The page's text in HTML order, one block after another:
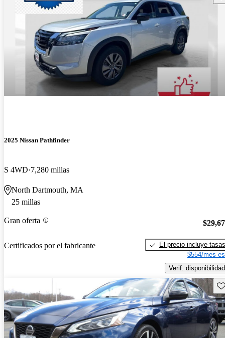
2025 Nissan Pathfinder
S 4WD 7,280 millas
North Dartmouth, MA
25 millas
Gran oferta
Certificados por el fabricante
El precio incluye tasas
$554/mes
Verif. disponibilidad